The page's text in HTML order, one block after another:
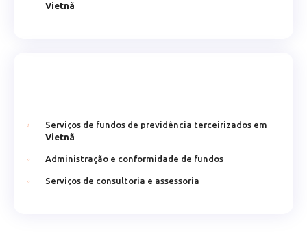
Vietnã
Serviços de fundos de previdência terceirizados em
Vietnã
Administração e conformidade de fundos
Serviços de consultoria e assessoria